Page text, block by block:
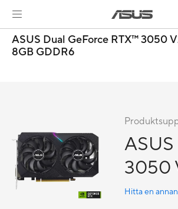
ASUS Dual GeForce RTX™ 3050
8GB GDDR6
3050
Hitta en